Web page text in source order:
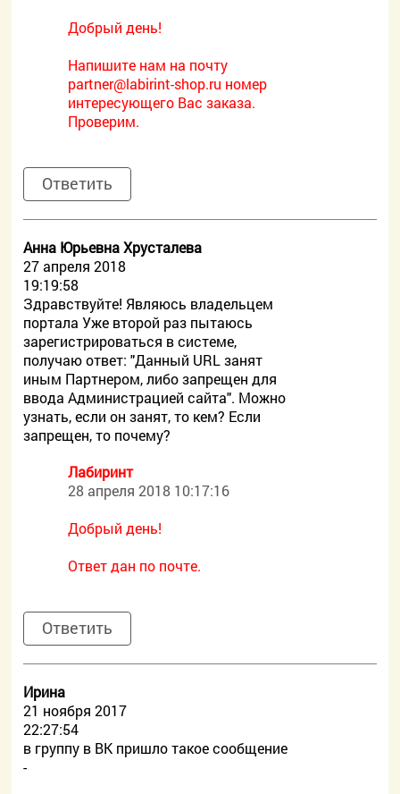
Добрый день!
Напишите нам на почту
partner@labirint-shop.ru номер
интересующего Вас заказа.
Проверим.
Ответить
Анна Юрьевна Хрусталева
27 апреля 2018
19:19:58
Здравствуйте! Являюсь владельцем
портала Уже второй раз пытаюсь
зарегистрироваться в системе,
получаю ответ: "Данный URL занят
иным Партнером, либо запрещен для
ввода Администрацией сайта". Можно
узнать, если он занят, то кем? Если
запрещен, то почему?
Лабиринт
28 апреля 2018 10:17:16
Добрый день!
Ответ дан по почте.
Ответить
Ирина
21 ноября 2017
22:27:54
в группу в ВК пришло такое сообщение
-